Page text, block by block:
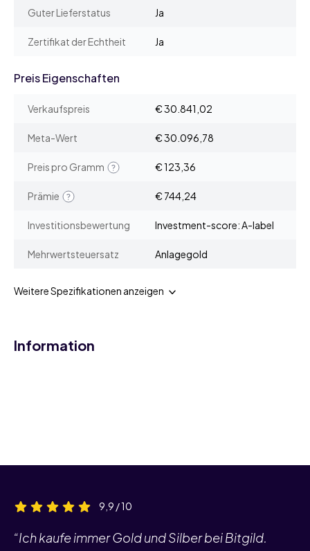
Guter Lieferstatus Ja
Zertifikat der Echtheit Ja
Preis Eigenschaften
Verkaufspreis € 30.841,02
Meta-Wert € 30.096,78
Preis pro Gramm € 123,36
Prämie € 744,24
Investitionsbewertung Investment-score: A-label
Mehrwertsteuersatz Anlagegold
Weitere Spezifikationen anzeigen
Information
9,9 / 10
“Ich kaufe immer Gold und Silber bei Bitgild.